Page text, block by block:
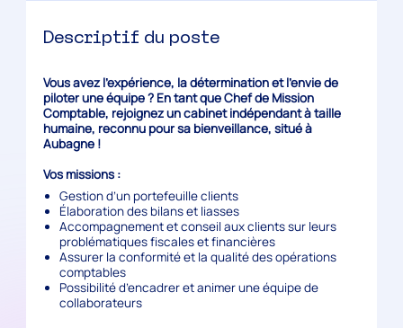
Descriptif du poste
Vous avez l’expérience, la détermination et l’envie de
piloter une équipe ? En tant que Chef de Mission
Comptable, rejoignez un cabinet indépendant à taille
humaine, reconnu pour sa bienveillance, situé à
Aubagne !
Vos missions :
Gestion d’un portefeuille clients
Élaboration des bilans et liasses
Accompagnement et conseil aux clients sur leurs
problématiques fiscales et financières
Assurer la conformité et la qualité des opérations
comptables
Possibilité d’encadrer et animer une équipe de
collaborateurs